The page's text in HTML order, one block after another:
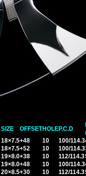
SIZE OFFSETHOLEP.C.D
18×7.5+48 10 100/114.3
18×7.5+52 10 100/114.3
19×8.0+38 10 112/114.3
19×8.0+48 10 100/114.3
20×8.5+30 10 112/114.3